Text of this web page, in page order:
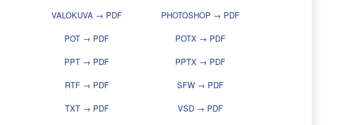
VALOKUVA → PDF
PHOTOSHOP → PDF
POT → PDF
POTX → PDF
PPT → PDF
PPTX → PDF
RTF → PDF
SFW → PDF
TXT → PDF
VSD → PDF